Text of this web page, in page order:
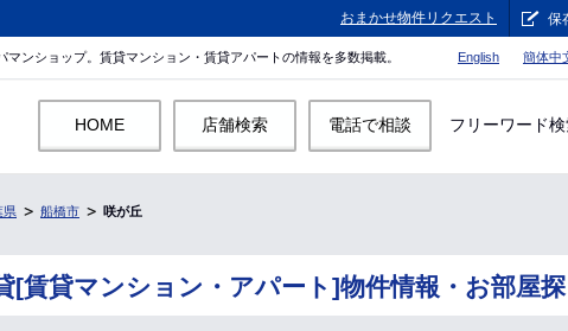
おまかせ物件リクエスト 保
ンショップ。賃貸マンション・賃貸アパートの情報を多数掲載。 English 簡体中
HOME 店舗検索 電話で相談 フリーワード
県 船橋市 咲が丘
[賃貸マンション・アパート]物件情報・お部屋探